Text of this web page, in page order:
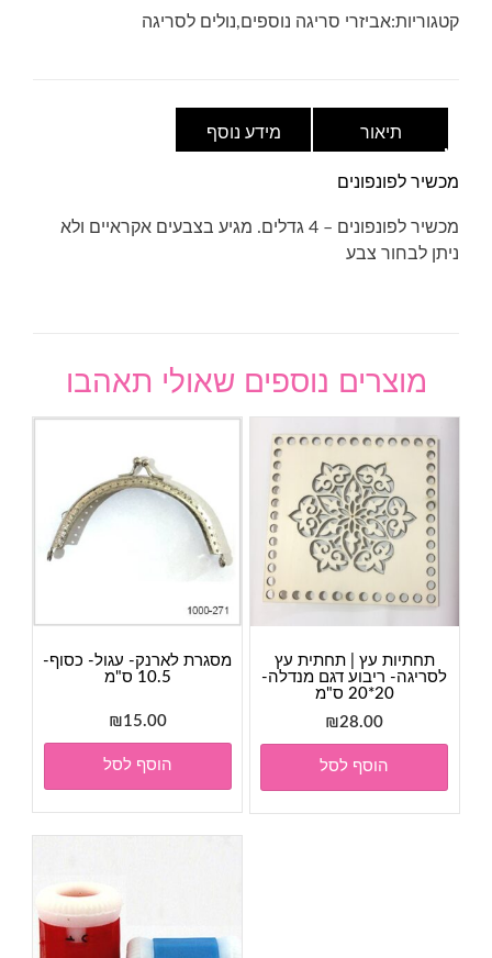
קטגוריות:אביזרי סריגה נוספים,נולים לסריגה
תיאור מידע נוסף
מכשיר לפונפונים
מכשיר לפונפונים – 4 גדלים. מגיע בצבעים אקראיים ולא
ניתן לבחור צבע
מוצרים נוספים שאולי תאהבו
תחתיות עץ | תחתית עץ
לסריגה- ריבוע דגם מנדלה-
20*20 ס"מ
₪28.00
הוסף לסל
מסגרת לארנק- עגול- כסוף-
10.5 ס"מ
₪15.00
הוסף לסל